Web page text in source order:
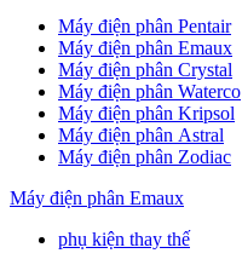
Máy điện phân Pentair
Máy điện phân Emaux
Máy điện phân Crystal
Máy điện phân Waterco
Máy điện phân Kripsol
Máy điện phân Astral
Máy điện phân Zodiac
Máy điện phân Emaux
phụ kiện thay thế